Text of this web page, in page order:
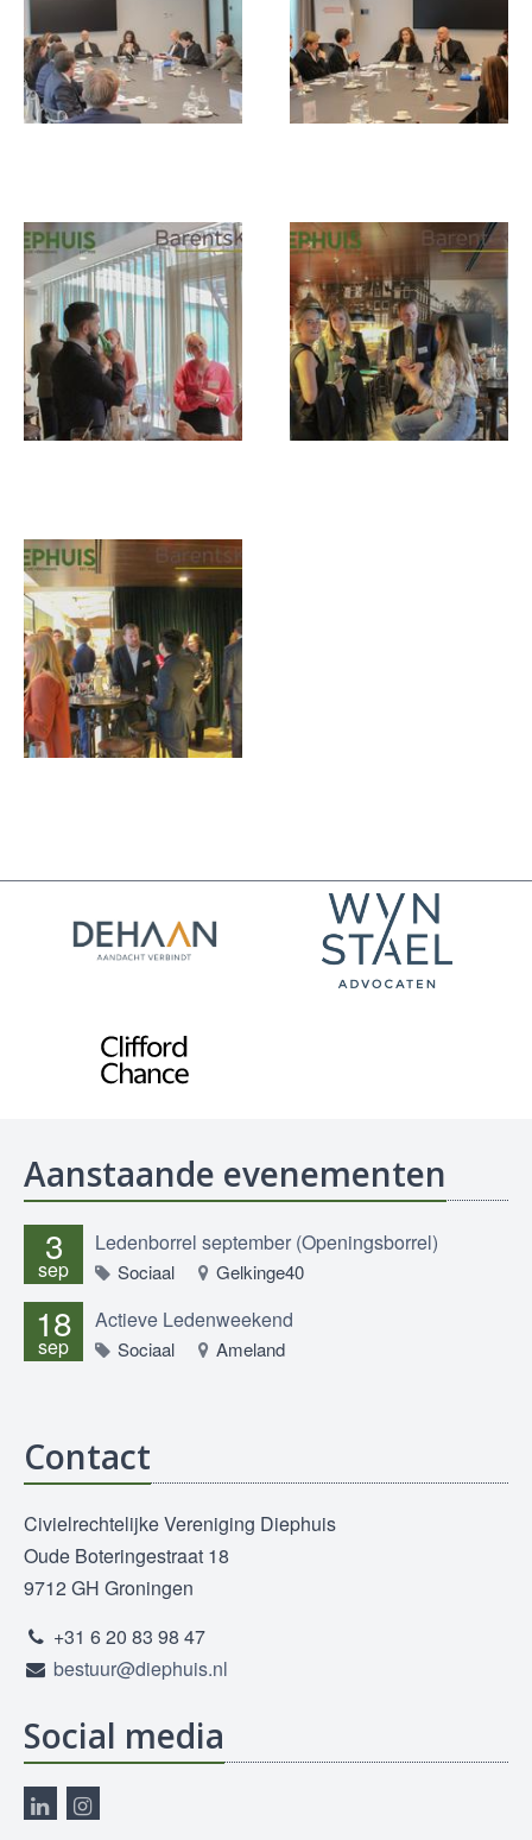
Aanstaande evenementen
3
sep
Ledenborrel september (Openingsborrel)
Sociaal Gelkinge40
18
sep
Actieve Ledenweekend
Sociaal Ameland
Contact
Civielrechtelijke Vereniging Diephuis
Oude Boteringestraat 18
9712 GH Groningen
+31 6 20 83 98 47
bestuur@diephuis.nl
Social media